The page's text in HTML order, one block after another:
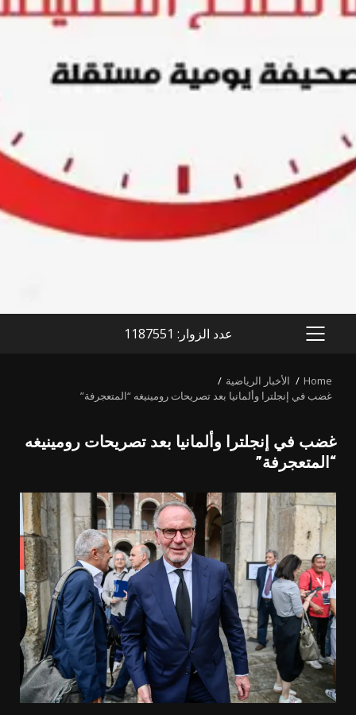
PRIMARY
عدد الزوار: 1187551
Home
الأخبار الرياضية
غضب في إنجلترا وألمانيا بعد تصريحات رومينيغه “المتعجرفة”
غضب في إنجلترا وألمانيا بعد تصريحات رومينيغه
“المتعجرفة”